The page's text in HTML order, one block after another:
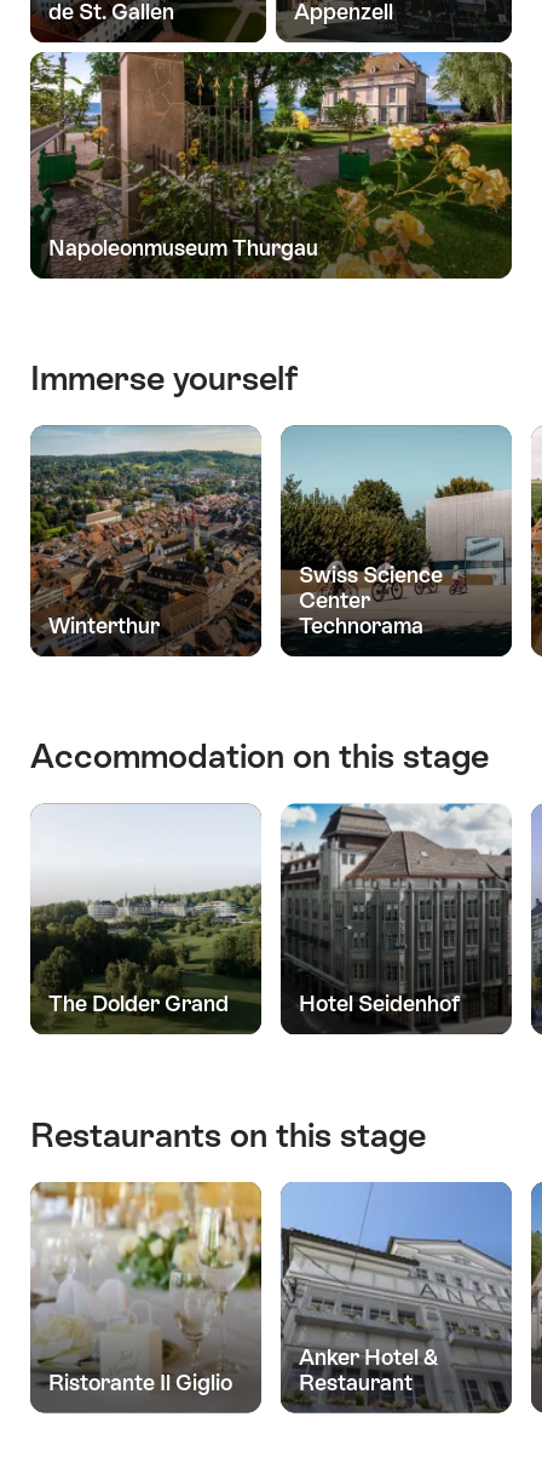
de St. Gallen Appenzell
Napoleonmuseum Thurgau
Immerse yourself
Winterthur
Swiss Science
Center
Technorama
Accommodation on this stage
The Dolder Grand Hotel Seidenhof
Restaurants on this stage
Ristorante Il Giglio
Anker Hotel &
Restaurant